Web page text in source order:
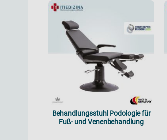
Behandlungsstuhl Podologie für
Fuß- und Venenbehandlung